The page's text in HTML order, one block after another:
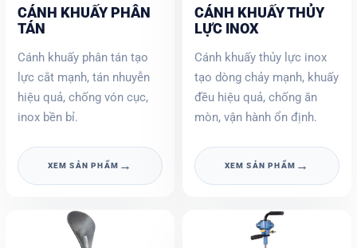
CÁNH KHUẤY PHÂN
TÁN
Cánh khuấy phân tán tạo
lực cắt mạnh, tán nhuyễn
hiệu quả, chống vón cục,
inox bền bỉ.
XEM SẢN PHẨM →
CÁNH KHUẤY THỦY
LỰC INOX
Cánh khuấy thủy lực inox
tạo dòng chảy mạnh, khuấy
đều hiệu quả, chống ăn
mòn, vận hành ổn định.
XEM SẢN PHẨM →